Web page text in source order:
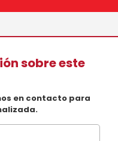
sobre este
en contacto para